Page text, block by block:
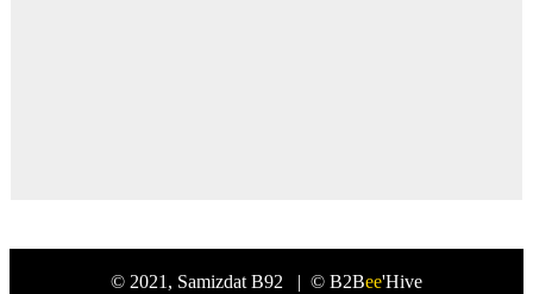
© 2021 , Samizdat B92 | © B2Bee'Hive